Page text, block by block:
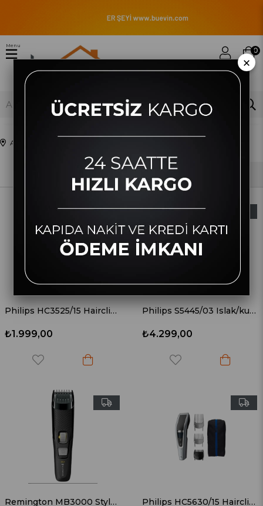
0
Menu
Anasayfa
Philips HC3525/15 Hairclipper Series 3000 Saç Kesme Makinesi
₺1.999,00
Philips S5445/03 Islak/kuru Tıraş Için Elektrikli Tıraş Makinesi
₺4.299,00
Remington MB3000 Style B3 Serisi Sakal Kesme Makinesi Philips HC5630/15 Hairclipper Series 5000 Yıkanabilir Saç Kesme Makinesi
×